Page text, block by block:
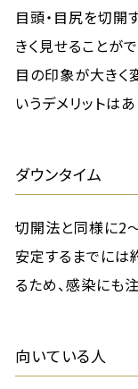
目頭・目尻を切開
きく見せることがで
目の印象が大きく
いうデメリットはあ
ダウンタイム
切開法と同様に2
安定するまでには
るため、感染にも
向いている人